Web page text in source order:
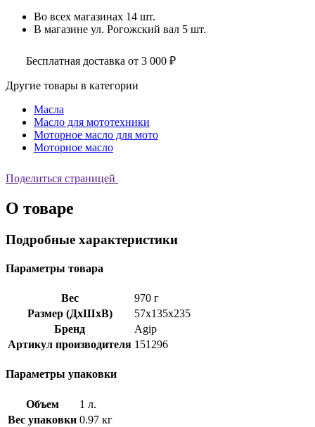
Во всех магазинах 14 шт.
В магазине ул. Рогожский вал 5 шт.
Бесплатная доставка от 3 000 ₽
Другие товары в категории
Масла
Масло для мототехники
Моторное масло для мото
Моторное масло
Поделиться страницей
О товаре
Подробные характеристики
Параметры товара
Вес
970 г
Размер (ДхШхВ)
57x135x235
Бренд
Agip
Артикул производителя 151296
Параметры упаковки
Объем
1 л.
Вес упаковки 0.97 кг